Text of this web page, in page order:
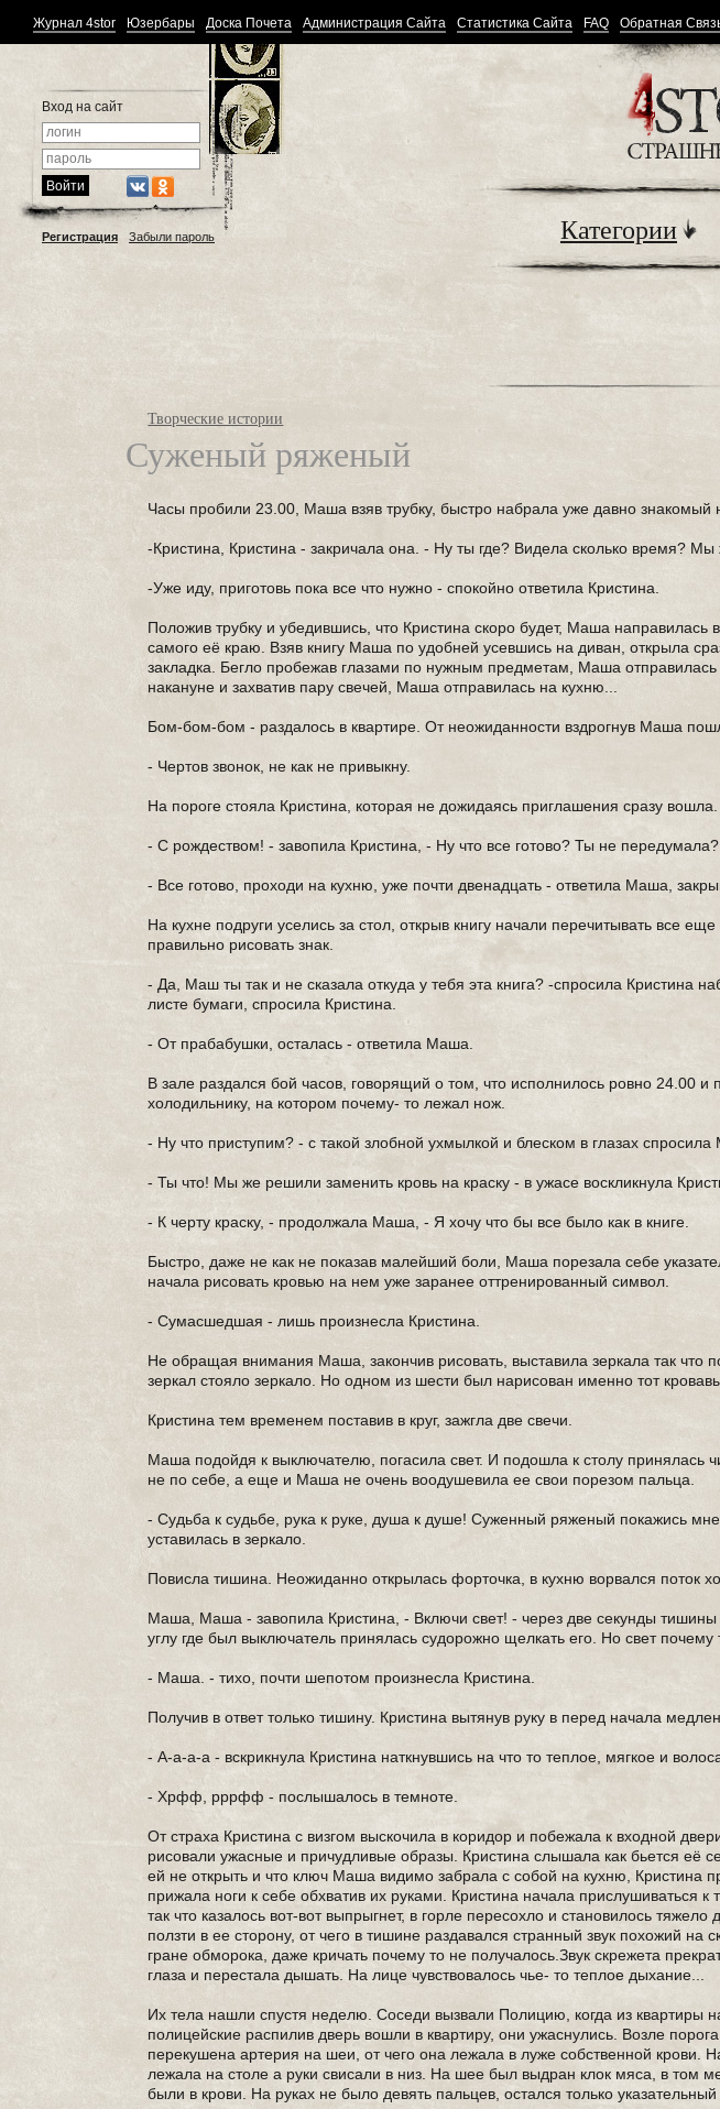
Журнал 4stor Юзербары Доска Почета Администрация Сайта Статистика Сайта FAQ Обратная
Вход на сайт
Регистрация Забыли пароль Категории
Творческие истории
Суженый ряженый
Часы пробили 23.00, Маша взяв трубку, быстро набрала уже давно знакомый
-Кристина, Кристина - закричала она. - Ну ты где? Видела сколько время? Мы
-Уже иду, приготовь пока все что нужно - спокойно ответила Кристина.
Положив трубку и убедившись, что Кристина скоро будет, Маша направилась
самого её краю. Взяв книгу Маша по удобней усевшись на диван, открыла
закладка. Бегло пробежав глазами по нужным предметам, Маша
накануне и захватив пару свечей, Маша отправилась на кухню...
Бом-бом-бом - раздалось в квартире. От неожиданности вздрогнув Маша
- Чертов звонок, не как не привыкну.
На пороге стояла Кристина, которая не дожидаясь приглашения сразу вошла.
- С рождеством! - завопила Кристина, - Ну что все готово? Ты не
- Все готово, проходи на кухню, уже почти двенадцать - ответила Маша,
На кухне подруги уселись за стол, открыв книгу начали перечитывать все
правильно рисовать знак.
- Да, Маш ты так и не сказала откуда у тебя эта книга? -спросила Кристина
листе бумаги, спросила Кристина.
- От прабабушки, осталась - ответила Маша.
В зале раздался бой часов, говорящий о том, что исполнилось ровно 24.00
холодильнику, на котором почему- то лежал нож.
- Ну что приступим? - с такой злобной ухмылкой и блеском в глазах спросила
- Ты что! Мы же решили заменить кровь на краску - в ужасе воскликнула
- К черту краску, - продолжала Маша, - Я хочу что бы все было как в книге.
Быстро, даже не как не показав малейший боли, Маша порезала себе
начала рисовать кровью на нем уже заранее оттренированный символ.
- Сумасшедшая - лишь произнесла Кристина.
Не обращая внимания Маша, закончив рисовать, выставила зеркала так что
зеркал стояло зеркало. Но одном из шести был нарисован именно тот
Кристина тем временем поставив в круг, зажгла две свечи.
Маша подойдя к выключателю, погасила свет. И подошла к столу принялась
не по себе, а еще и Маша не очень воодушевила ее свои порезом пальца.
- Судьба к судьбе, рука к руке, душа к душе! Суженный ряженый покажись
уставилась в зеркало.
Повисла тишина. Неожиданно открылась форточка, в кухню ворвался поток
Маша, Маша - завопила Кристина, - Включи свет! - через две секунды тишины
углу где был выключатель принялась судорожно щелкать его. Но свет почему
- Маша. - тихо, почти шепотом произнесла Кристина.
Получив в ответ только тишину. Кристина вытянув руку в перед начала
- А-а-а-а - вскрикнула Кристина наткнувшись на что то теплое, мягкое и
- Хрфф, рррфф - послышалось в темноте.
От страха Кристина с визгом выскочила в коридор и побежала к входной
рисовали ужасные и причудливые образы. Кристина слышала как бьется её
ей не открыть и что ключ Маша видимо забрала с собой на кухню, Кристина
прижала ноги к себе обхватив их руками. Кристина начала прислушиваться
так что казалось вот-вот выпрыгнет, в горле пересохло и становилось
ползти в ее сторону, от чего в тишине раздавался странный звук похожий на
гране обморока, даже кричать почему то не получалось.Звук скрежета
глаза и перестала дышать. На лице чувствовалось чье- то теплое дыхание...
Их тела нашли спустя неделю. Соседи вызвали Полицию, когда из квартиры
полицейские распилив дверь вошли в квартиру, они ужаснулись. Возле
перекушена артерия на шеи, от чего она лежала в луже собственной крови.
лежала на столе а руки свисали в низ. На шее был выдран клок мяса, в том
были в крови. На руках не было девять пальцев, остался только